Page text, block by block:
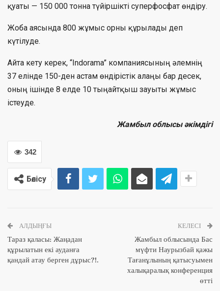
қуаты — 150 000 тонна түйіршікті суперфосфат өндіру.
Жоба аясында 800 жұмыс орны құрылады деп
күтілуде.
Айта кету керек, “Indorama” компаниясының әлемнің
37 елінде 150-ден астам өндірістік алаңы бар десек,
оның ішінде 8 елде 10 тыңайтқыш зауыты жұмыс
істеуде.
Жамбыл облысы әкімдігі
342
Бөлісу
АЛДЫҢҒЫ
Тараз қаласы: Жаңадан
құрылатын екі ауданға
қандай атау берген дұрыс?!.
КЕЛЕСІ
Жамбыл облысында Бас
мүфти Наурызбай қажы
Тағанұлының қатысуымен
халықаралық конференция
өтті